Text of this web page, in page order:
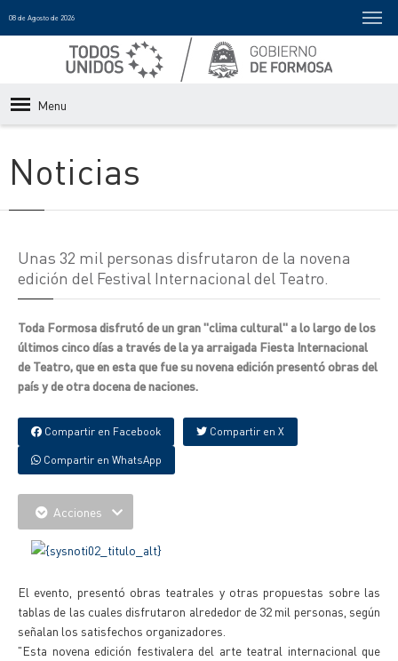
08 de Agosto de 2026
Menu
Noticias
Unas 32 mil personas disfrutaron de la novena
edición del Festival Internacional del Teatro.
Toda Formosa disfrutó de un gran "clima cultural" a lo largo de los
últimos cinco días a través de la ya arraigada Fiesta Internacional
de Teatro, que en esta que fue su novena edición presentó obras del
país y de otra docena de naciones.
Compartir en Facebook Compartir en X
Compartir en WhatsApp
Acciones
El evento, presentó obras teatrales y otras propuestas sobre las
tablas de las cuales disfrutaron alrededor de 32 mil personas, según
señalan los satisfechos organizadores.
"Esta novena edición festivalera del arte teatral internacional que